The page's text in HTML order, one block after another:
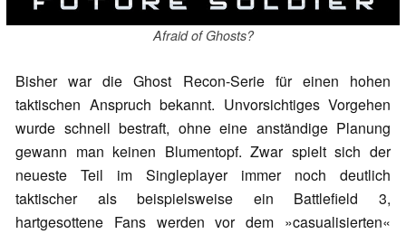
Afraid of Ghosts?
Bisher war die Ghost Recon-Serie für einen hohen
taktischen Anspruch bekannt. Unvorsichtiges Vorgehen
wurde schnell bestraft, ohne eine anständige Planung
gewann man keinen Blumentopf. Zwar spielt sich der
neueste Teil im Singleplayer immer noch deutlich
taktischer als beispielsweise ein Battlefield 3,
hartgesottene Fans werden vor dem »casualisierten«